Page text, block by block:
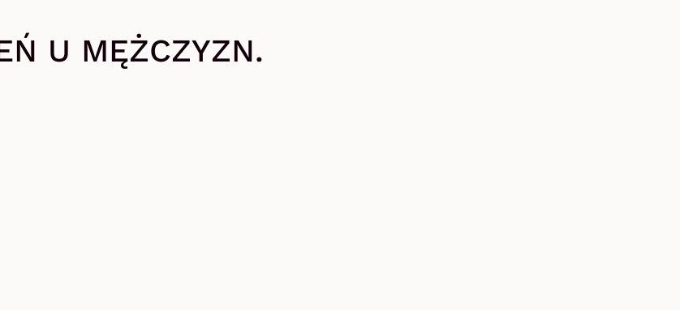
U MĘŻCZYZN.